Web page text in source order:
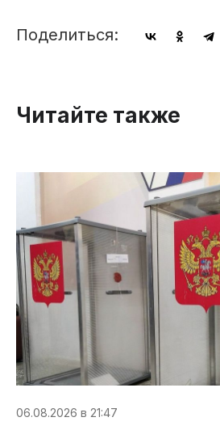
Поделиться:
Читайте также
06.08.2026 в 21:47